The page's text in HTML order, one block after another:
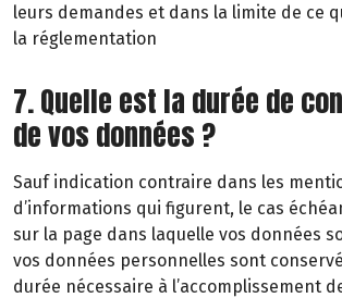
leurs demandes et dans la limite de ce
la réglementation
7. Quelle est la durée de
de vos données ?
Sauf indication contraire dans les
d’informations qui figurent, le cas
sur la page dans laquelle vos données
vos données personnelles sont
durée nécessaire à l’accomplissement